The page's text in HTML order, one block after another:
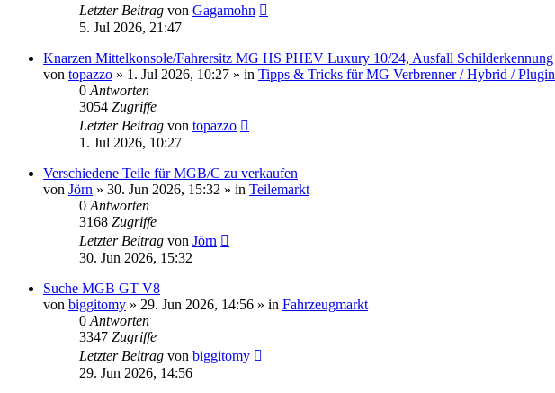
Letzter Beitrag von Gagamohn
5. Jul 2026, 21:47
Knarzen Mittelkonsole/Fahrersitz MG HS PHEV Luxury 10/24, Ausfall Schilderkennung
von topazzo » 1. Jul 2026, 10:27 » in Tipps & Tricks für MG Verbrenner / Hybrid / Plugin
0 Antworten
3054 Zugriffe
Letzter Beitrag von topazzo
1. Jul 2026, 10:27
Verschiedene Teile für MGB/C zu verkaufen
von Jörn » 30. Jun 2026, 15:32 » in Teilemarkt
0 Antworten
3168 Zugriffe
Letzter Beitrag von Jörn
30. Jun 2026, 15:32
Suche MGB GT V8
von biggitomy » 29. Jun 2026, 14:56 » in Fahrzeugmarkt
0 Antworten
3347 Zugriffe
Letzter Beitrag von biggitomy
29. Jun 2026, 14:56